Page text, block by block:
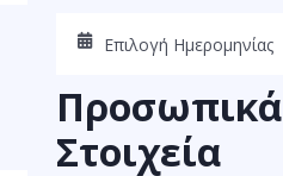
Προσωπικά
Στοιχεία